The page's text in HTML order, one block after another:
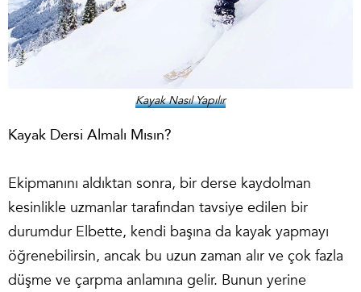
Kayak Nasıl Yapılır
Kayak Dersi Almalı Mısın?
Ekipmanını aldıktan sonra, bir derse kaydolman
kesinlikle uzmanlar tarafından tavsiye edilen bir
durumdur Elbette, kendi başına da kayak yapmayı
öğrenebilirsin, ancak bu uzun zaman alır ve çok fazla
düşme ve çarpma anlamına gelir. Bunun yerine